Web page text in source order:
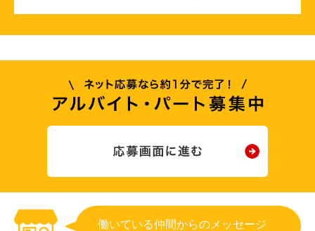
働いている仲間からのメッセージ